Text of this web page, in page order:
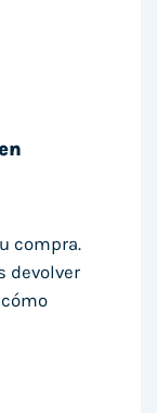
compra.
devolver